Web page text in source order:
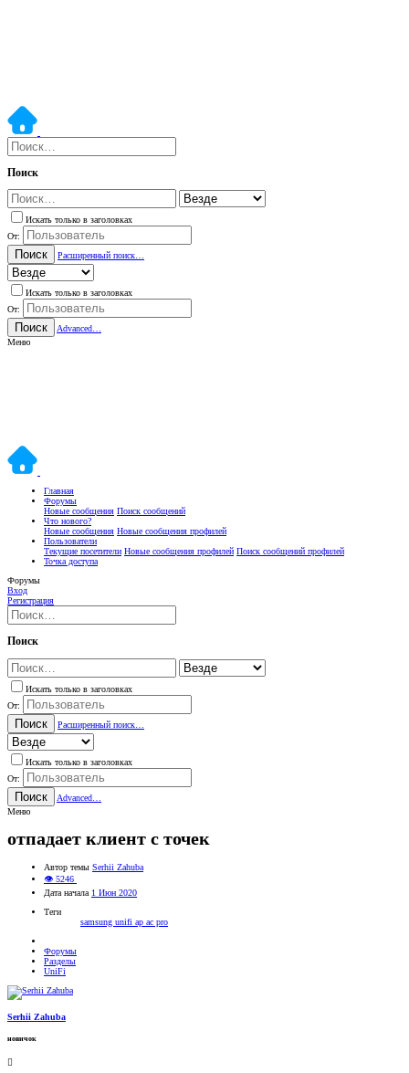
Поиск
Искать только в заголовках
От:
Поиск Расширенный поиск…
Искать только в заголовках
От:
Поиск
Advanced…
Меню
Главная
Форумы
Новые сообщения Поиск сообщений
Что нового?
Новые сообщения Новые сообщения профилей
Пользователи
Текущие посетители Новые сообщения профилей Поиск сообщений профилей
Точка доступа
Форумы
Вход
Регистрация
Поиск
Искать только в заголовках
От:
Поиск Расширенный поиск…
Искать только в заголовках
От:
Поиск
Advanced…
Меню
отпадает клиент с точек
Автор темы Serhii Zahuba
👁 5246
Дата начала 1 Июн 2020
Теги
samsung unifi ap ac pro
Форумы
Разделы
UniFi
Serhii Zahuba
новичок